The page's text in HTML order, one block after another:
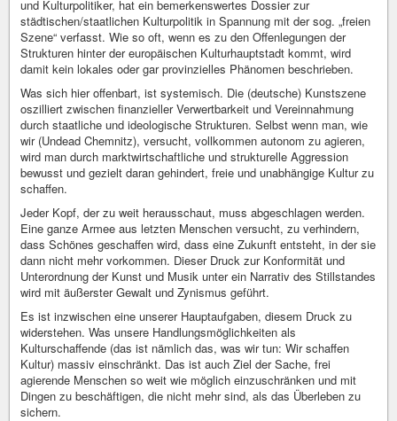
und Kulturpolitiker, hat ein bemerkenswertes Dossier zur
städtischen/staatlichen Kulturpolitik in Spannung mit der sog. „freien
Szene“ verfasst. Wie so oft, wenn es zu den Offenlegungen der
Strukturen hinter der europäischen Kulturhauptstadt kommt, wird
damit kein lokales oder gar provinzielles Phänomen beschrieben.
Was sich hier offenbart, ist systemisch. Die (deutsche) Kunstszene
oszilliert zwischen finanzieller Verwertbarkeit und Vereinnahmung
durch staatliche und ideologische Strukturen. Selbst wenn man, wie
wir (Undead Chemnitz), versucht, vollkommen autonom zu agieren,
wird man durch marktwirtschaftliche und strukturelle Aggression
bewusst und gezielt daran gehindert, freie und unabhängige Kultur zu
schaffen.
Jeder Kopf, der zu weit herausschaut, muss abgeschlagen werden.
Eine ganze Armee aus letzten Menschen versucht, zu verhindern,
dass Schönes geschaffen wird, dass eine Zukunft entsteht, in der sie
dann nicht mehr vorkommen. Dieser Druck zur Konformität und
Unterordnung der Kunst und Musik unter ein Narrativ des Stillstandes
wird mit äußerster Gewalt und Zynismus geführt.
Es ist inzwischen eine unserer Hauptaufgaben, diesem Druck zu
widerstehen. Was unsere Handlungsmöglichkeiten als
Kulturschaffende (das ist nämlich das, was wir tun: Wir schaffen
Kultur) massiv einschränkt. Das ist auch Ziel der Sache, frei
agierende Menschen so weit wie möglich einzuschränken und mit
Dingen zu beschäftigen, die nicht mehr sind, als das Überleben zu
sichern.